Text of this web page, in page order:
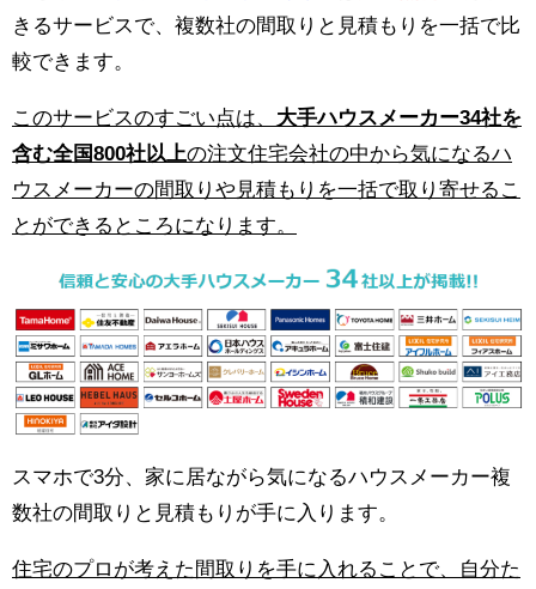
きるサービスで、複数社の間取りと見積もりを一括で比
較できます。
このサービスのすごい点は、 大手ハウスメーカー34社を
含む全国800社以上の注文住宅会社の中から気になるハ
ウスメーカーの間取りや見積もりを一括で取り寄せるこ
とができるところになります。
スマホで3分、家に居ながら気になるハウスメーカー複
数社の間取りと見積もりが手に入ります。
住宅のプロが考えた間取りを手に入れることで、自分た